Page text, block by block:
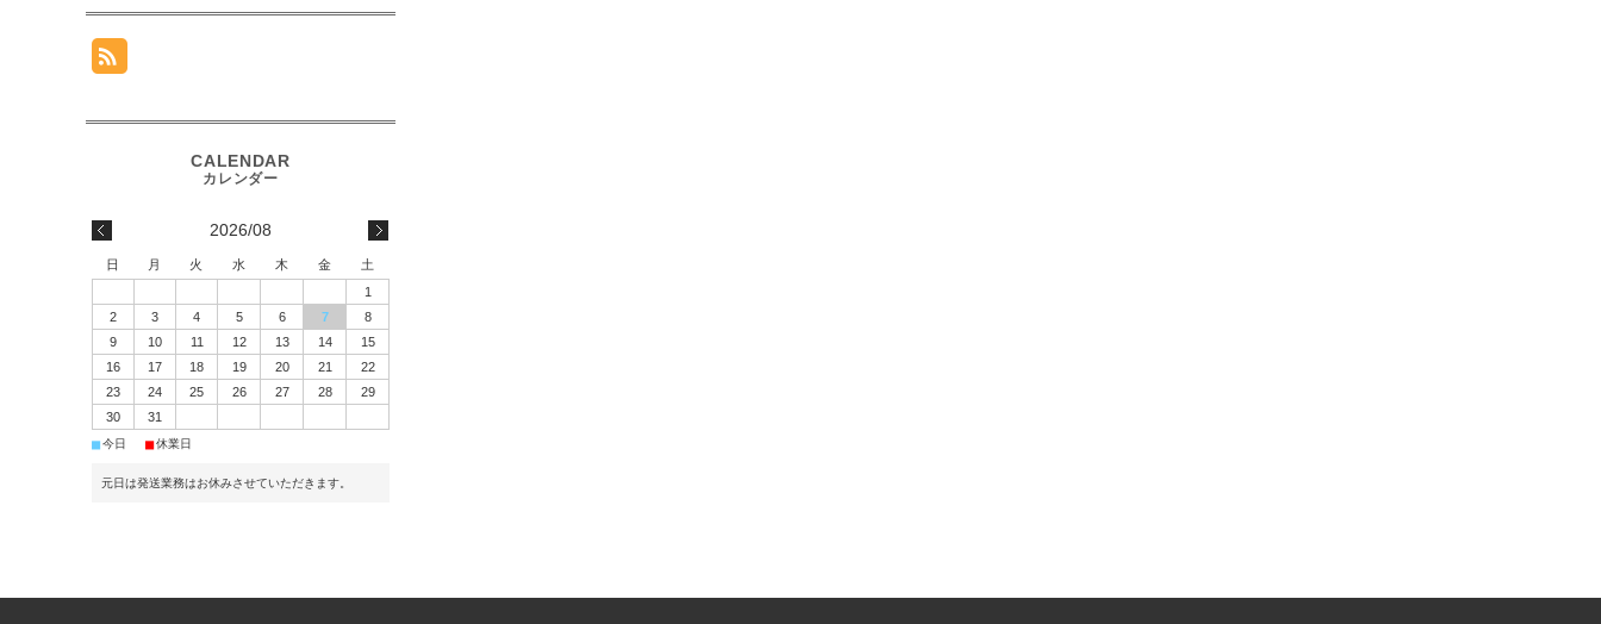
2026/08
日 月 火 水 木 金
土
1
2
3 4 5 6 7
8
9
10 11 12 13 14
15
16
17 18 19 20 21
22
23
24 25 26 27 28
29
30
31
■今日 ■休業日
元日は発送業務はお休みさせていただきます。